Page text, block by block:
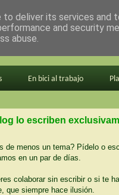
En bici al trabajo
lo escriben
de menos un tema? Pídelo o
en un par de días.
colaborar sin escribir o si te
que siempre hace ilusión.
deliver its services and
and security
abuse.